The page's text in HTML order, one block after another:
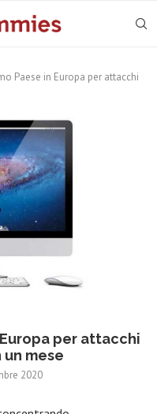
Paese in Europa per attacchi
per attacchi
mese
2020